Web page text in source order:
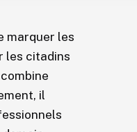
marquer les
les citadins
il